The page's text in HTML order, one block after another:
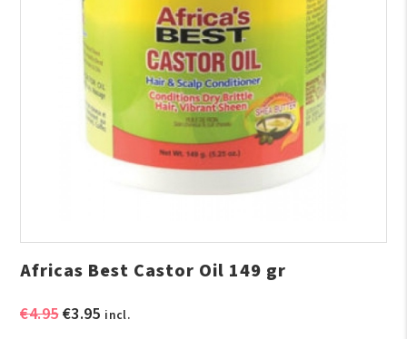
Africas Best Castor Oil 149 gr
€4.95Oorspronkelijke
€3.95Huidige
incl.